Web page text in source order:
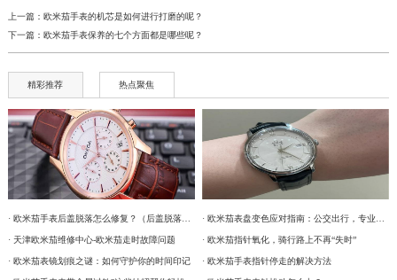
上一篇： 欧米茄手表的机芯是如何进行打磨的呢？
下一篇： 欧米茄手表保养的七个方面都是哪些呢？
精彩推荐 热点聚焦
· 欧米茄手表后盖脱落怎么修复？（后盖脱落解决办法）
· 天津欧米茄维修中心-欧米茄走时故障问题
· 欧米茄表镜划痕之谜：如何守护你的时间印记
· 欧米茄指针氧化，骑行路上不再“失时”
· 欧米茄手表指针停走的解决方法